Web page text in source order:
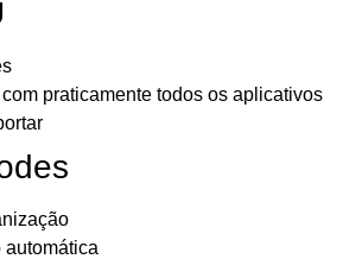
praticamente todos os aplicativos